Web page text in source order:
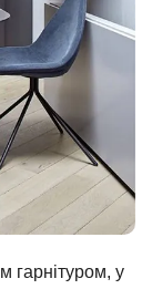
гарнітуром, у